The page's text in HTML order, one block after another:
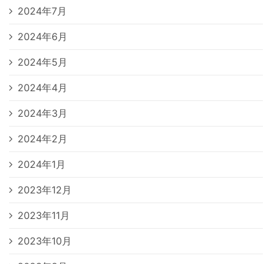
2024年7月
2024年6月
2024年5月
2024年4月
2024年3月
2024年2月
2024年1月
2023年12月
2023年11月
2023年10月